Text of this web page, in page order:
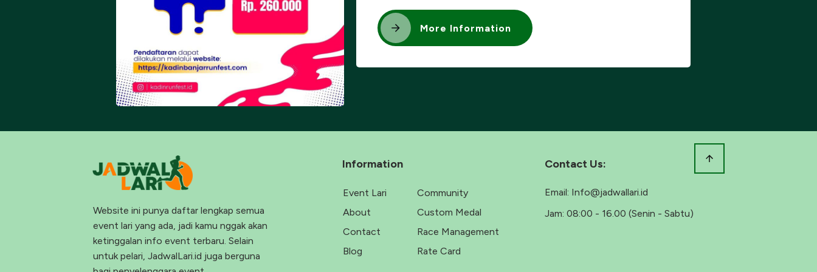
More Information
Website ini punya daftar lengkap semua
event lari yang ada, jadi kamu nggak akan
ketinggalan info event terbaru. Selain
untuk pelari, JadwalLari.id juga berguna
Information
Event Lari
About
Contact
Blog
Community
Custom Medal
Race Management
Rate Card
Contact Us:
Email: Info@jadwallari.id
Jam:08:00 - 16.00 (Senin - Sabtu)